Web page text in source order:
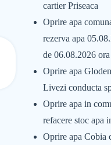
cartier Priseaca
Oprire apa
rezerva apa
de 06.08.2026
Oprire apa
Livezi conducta
Oprire apa in
refacere stoc apa
Oprire apa Cobia